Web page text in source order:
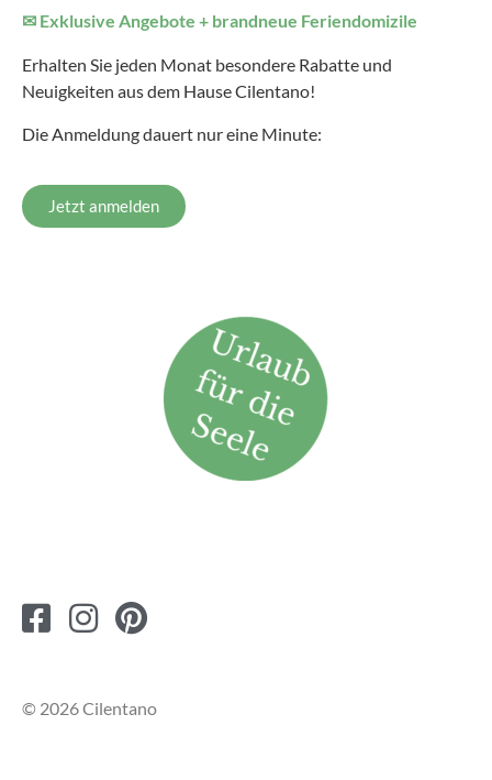
✉ Exklusive Angebote + brandneue Feriendomizile
Erhalten Sie jeden Monat besondere Rabatte und
Neuigkeiten aus dem Hause Cilentano!
Die Anmeldung dauert nur eine Minute:
Jetzt anmelden
© 2026 Cilentano